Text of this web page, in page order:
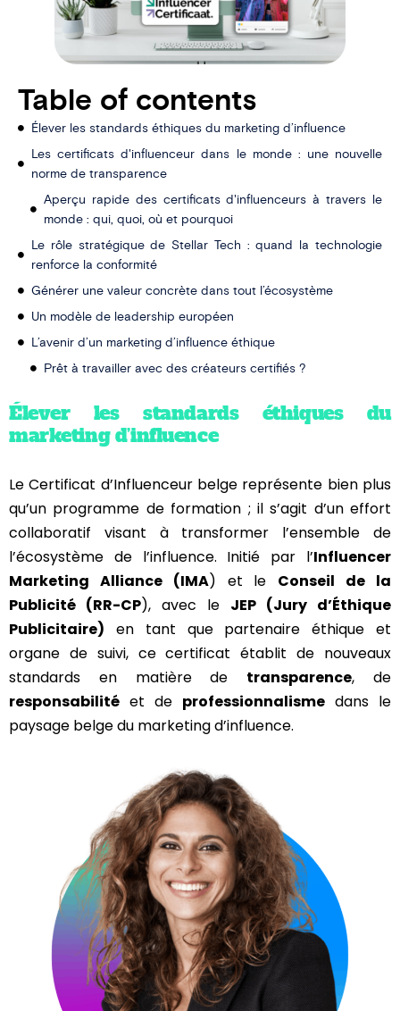
Table of contents
Élever les standards éthiques du marketing d’influence
Les certificats d'influenceur dans le monde : une nouvelle
norme de transparence
Aperçu rapide des certificats d'influenceurs à travers le
monde : qui, quoi, où et pourquoi
Le rôle stratégique de Stellar Tech : quand la technologie
renforce la conformité
Générer une valeur concrète dans tout l’écosystème
Un modèle de leadership européen
L’avenir d’un marketing d’influence éthique
Prêt à travailler avec des créateurs certifiés ?
Élever les standards éthiques du
marketing d’influence
Le Certificat d’Influenceur belge représente bien plus
qu’un programme de formation ; il s’agit d’un effort
collaboratif visant à transformer l’ensemble de
l’écosystème de l’influence. Initié par l’Influencer
Marketing Alliance (IMA) et le Conseil de la
Publicité (RR-CP), avec le JEP (Jury d’Éthique
Publicitaire) en tant que partenaire éthique et
organe de suivi, ce certificat établit de nouveaux
standards en matière de transparence, de
responsabilité et de professionnalisme dans le
paysage belge du marketing d’influence.